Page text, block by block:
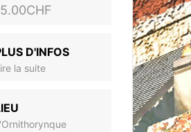
D'INFOS
la suite